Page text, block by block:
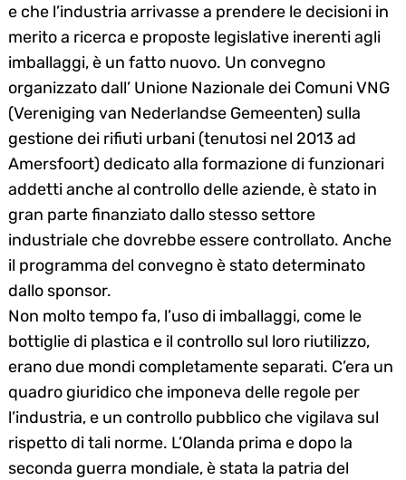
e che l’industria arrivasse a prendere le decisioni in
merito a ricerca e proposte legislative inerenti agli
imballaggi, è un fatto nuovo. Un convegno
organizzato dall’ Unione Nazionale dei Comuni VNG
(Vereniging van Nederlandse Gemeenten) sulla
gestione dei rifiuti urbani (tenutosi nel 2013 ad
Amersfoort) dedicato alla formazione di funzionari
addetti anche al controllo delle aziende, è stato in
gran parte finanziato dallo stesso settore
industriale che dovrebbe essere controllato. Anche
il programma del convegno è stato determinato
dallo sponsor.
Non molto tempo fa, l’uso di imballaggi, come le
bottiglie di plastica e il controllo sul loro riutilizzo,
erano due mondi completamente separati. C’era un
quadro giuridico che imponeva delle regole per
l’industria, e un controllo pubblico che vigilava sul
rispetto di tali norme. L’Olanda prima e dopo la
seconda guerra mondiale, è stata la patria del